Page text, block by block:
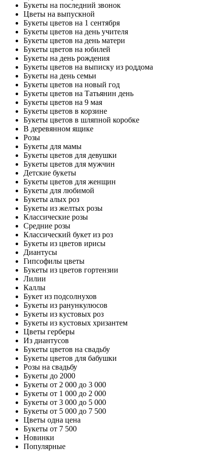
Букеты на последний звонок
Цветы на выпускной
Букеты цветов на 1 сентября
Букеты цветов на день учителя
Букеты цветов на день матери
Букеты цветов на юбилей
Букеты на день рождения
Букеты цветов на выписку из роддома
Букеты на день семьи
Букеты цветов на новый год
Букеты цветов на Татьянин день
Букеты цветов на 9 мая
Букеты цветов в корзине
Букеты цветов в шляпной коробке
В деревянном ящике
Розы
Букеты для мамы
Букеты цветов для девушки
Букеты цветов для мужчин
Детские букеты
Букеты цветов для женщин
Букеты для любимой
Букеты алых роз
Букеты из желтых розы
Классические розы
Средние розы
Классический букет из роз
Букеты из цветов ирисы
Диантусы
Гипсофилы цветы
Букеты из цветов гортензии
Лилии
Каллы
Букет из подсолнухов
Букеты из ранункулюсов
Букеты из кустовых роз
Букеты из кустовых хризантем
Цветы герберы
Из диантусов
Букеты цветов на свадьбу
Букеты цветов для бабушки
Розы на свадьбу
Букеты до 2000
Букеты от 2 000 до 3 000
Букеты от 1 000 до 2 000
Букеты от 3 000 до 5 000
Букеты от 5 000 до 7 500
Цветы одна цена
Букеты от 7 500
Новинки
Популярные